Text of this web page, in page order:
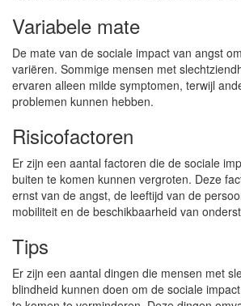
Variabele mate
De mate van de sociale impact van angst
variëren. Sommige mensen met
ervaren alleen milde symptomen, terwijl
problemen kunnen hebben.
Risicofactoren
Er zijn een aantal factoren die de sociale
buiten te komen kunnen vergroten. Deze
ernst van de angst, de leeftijd van de
mobiliteit en de beschikbaarheid van
Tips
Er zijn een aantal dingen die mensen met
blindheid kunnen doen om de sociale